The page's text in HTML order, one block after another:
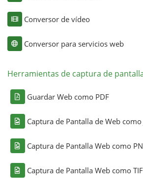
Conversor de vídeo
Conversor para servicios web
Herramientas de captura de
Guardar Web como PDF
Captura de Pantalla de Web como
Captura de Pantalla Web como
Captura de Pantalla Web como